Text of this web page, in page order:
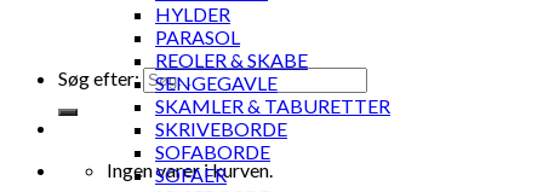
Søg efter:
Ingen varer i kurven.
HYLDER
PARASOL
REOLER & SKABE
SENGEGAVLE
SKAMLER & TABURETTER
SKRIVEBORDE
SOFABORDE
SOFAER